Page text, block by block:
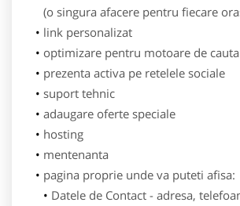
(o singura afacere pentru fiecare
link personalizat
optimizare pentru motoare de
prezenta activa pe retelele sociale
suport tehnic
adaugare oferte speciale
hosting
mentenanta
pagina proprie unde va puteti afisa:
Datele de Contact - adresa,